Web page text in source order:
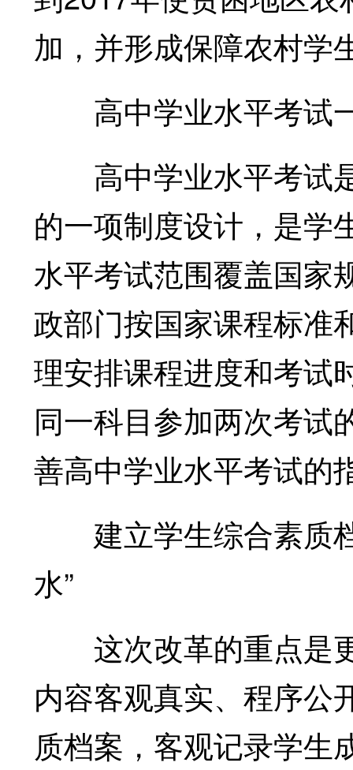
加，并形成保障农村学
高中学业水平考试
高中学业水平考试
的一项制度设计，是学
水平考试范围覆盖国家
政部门按国家课程标准
理安排课程进度和考试
同一科目参加两次考试
善高中学业水平考试的
建立学生综合素质档
水”
这次改革的重点是
内容客观真实、程序公
质档案，客观记录学生